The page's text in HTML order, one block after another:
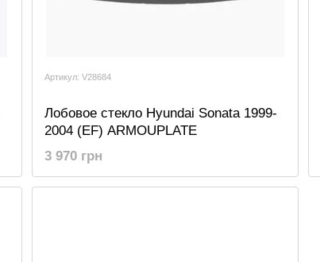
Артикул: V28684
Лобовое стекло Hyundai Sonata 1999-
2004 (EF) ARMOUPLATE
3 970 грн